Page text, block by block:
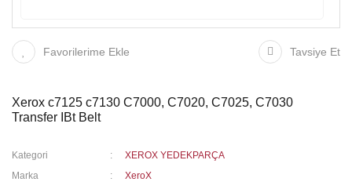
Favorilerime Ekle Tavsiye Et
Xerox c7125 c7130 C7000, C7020, C7025, C7030
Transfer IBt Belt
Kategori
XEROX YEDEKPARÇA
Marka
XeroX